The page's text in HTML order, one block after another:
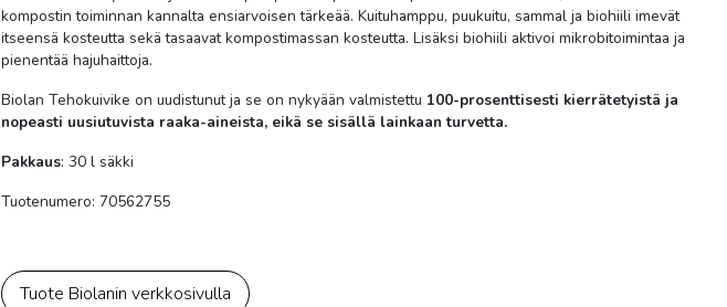
kompostin toiminnan kannalta ensiarvoisen tärkeää. Kuituhamppu, puukuitu, sammal ja biohiili imevät
itseensä kosteutta sekä tasaavat kompostimassan kosteutta. Lisäksi biohiili aktivoi mikrobitoimintaa ja
pienentää hajuhaittoja.
Biolan Tehokuivike on uudistunut ja se on nykyään valmistettu 100-prosenttisesti kierrätetyistä ja
nopeasti uusiutuvista raaka-aineista, eikä se sisällä lainkaan turvetta.
Pakkaus: 30 l säkki
Tuotenumero: 70562755
Tuote Biolanin verkkosivulla